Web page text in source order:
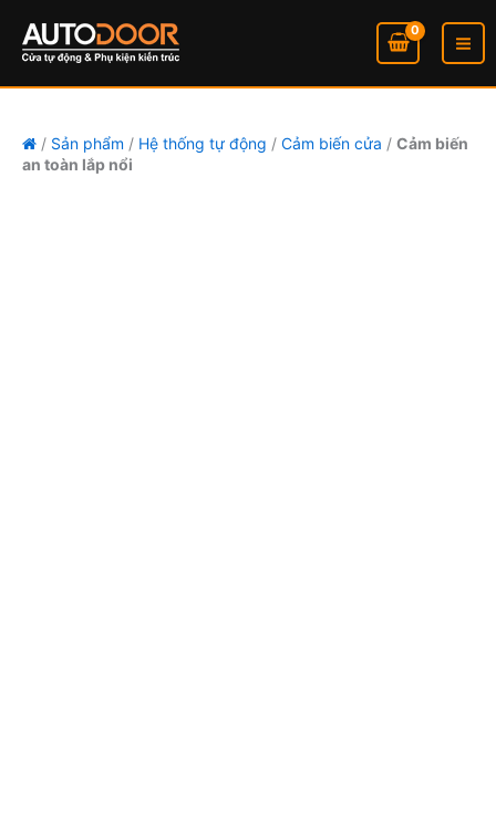
dung
/ Sản phẩm / Hệ thống tự động / Cảm biến cửa / Cảm biến
an toàn lắp nổi